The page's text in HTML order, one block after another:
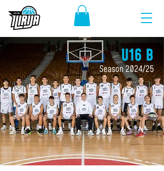
U16 B
Season 2024/25